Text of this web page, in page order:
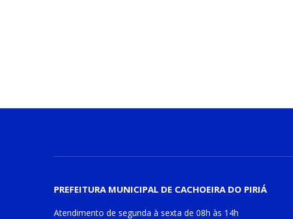
PREFEITURA MUNICIPAL DE CACHOEIRA DO PIRIÁ
Atendimento de segunda à sexta de 08h às 14h